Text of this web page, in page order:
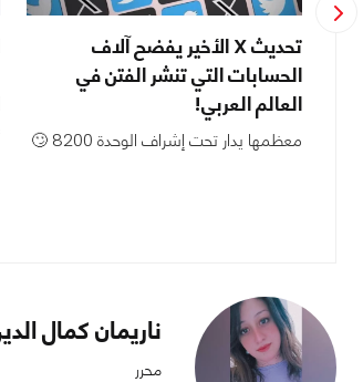
تحديث X الأخير يفضح آلاف
الحسابات التي تنشر الفتن في
العالم العربي!
معظمها يدار تحت إشراف الوحدة 8200 🙄
ناريمان كمال
محرر